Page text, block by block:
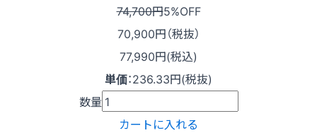
74,700円5%OFF
70,900円（税抜）
77,990円(税込)
単価：236.33円(税抜)
数量
カートに入れる